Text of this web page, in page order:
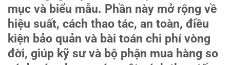
mục và biểu mẫu. Phần này mở rộng về
hiệu suất, cách thao tác, an toàn, điều
kiện bảo quản và bài toán chi phí vòng
đời, giúp kỹ sư và bộ phận mua hàng so